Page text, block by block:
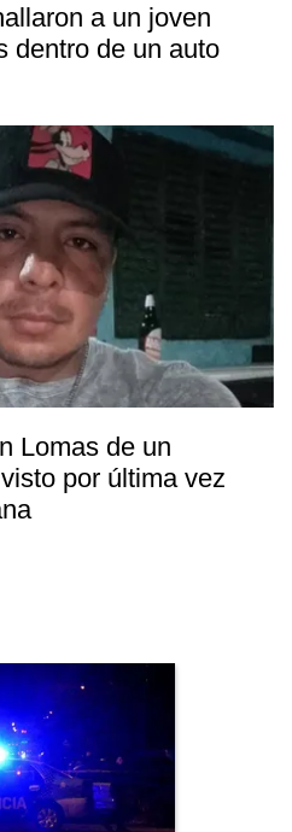
a un joven
dentro de un auto
Lomas de un
por última vez